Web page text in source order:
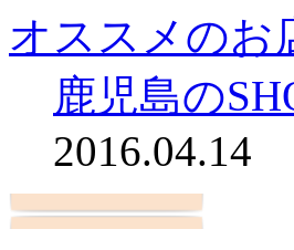
オススメのお
鹿児島の
2016.04.14